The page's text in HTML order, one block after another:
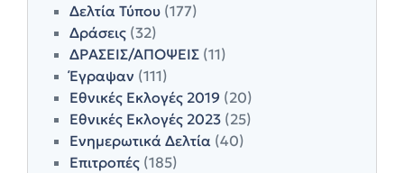
Δελτία Τύπου (177)
Δράσεις (32)
ΔΡΑΣΕΙΣ/ΑΠΟΨΕΙΣ (11)
Έγραψαν (111)
Εθνικές Εκλογές 2019 (20)
Εθνικές Εκλογές 2023 (25)
Ενημερωτικά Δελτία (40)
Επιτροπές (185)